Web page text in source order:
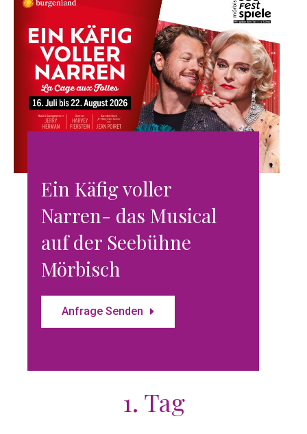
Ein Käfig voller
Narren- das Musical
auf der Seebühne
Mörbisch
Anfrage Senden
1. Tag